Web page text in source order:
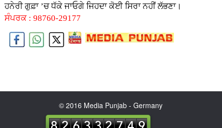
ਹਨੇਰੀ ਗੁਫ਼ਾ ’ਚ ਧੱਕੇ ਜਾਓਗੇ ਜਿਹਦਾ ਕੋਈ ਸਿਰਾ ਨਹੀਂ ਲੱਭਣਾ।
ਸੰਪਰਕ : 98760-29177
© 2016 Media Punjab - Germany